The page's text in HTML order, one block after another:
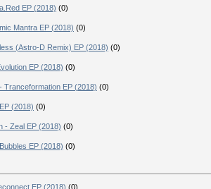
EP (2018) (0)
Mantra EP (2018) (0)
(Astro-D Remix) EP (2018) (0)
EP (2018) (0)
Tranceformation EP (2018) (0)
(2018) (0)
- Zeal EP (2018) (0)
EP (2018) (0)
EP (2018) (0)